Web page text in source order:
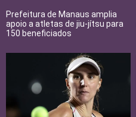
Prefeitura de Manaus amplia
apoio a atletas de jiu-jítsu para
150 beneficiados